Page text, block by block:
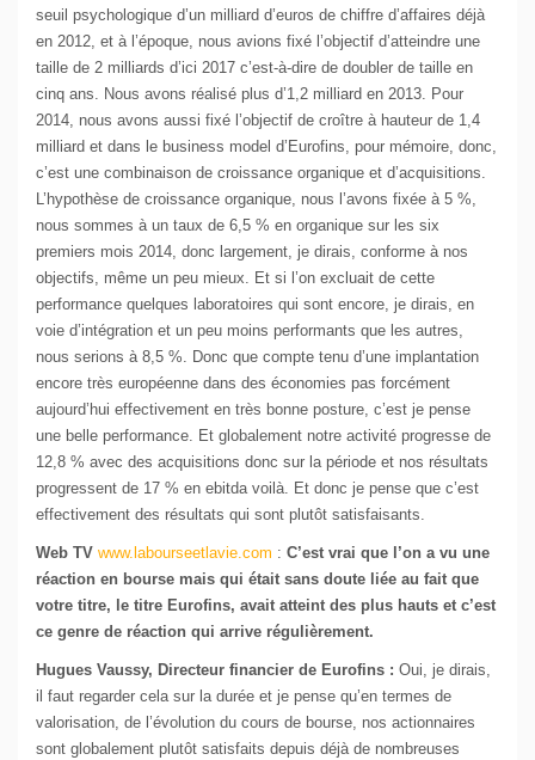
seuil psychologique d’un milliard d’euros de chiffre d’affaires déjà
en 2012, et à l’époque, nous avions fixé l’objectif d’atteindre une
taille de 2 milliards d’ici 2017 c’est-à-dire de doubler de taille en
cinq ans. Nous avons réalisé plus d’1,2 milliard en 2013. Pour
2014, nous avons aussi fixé l’objectif de croître à hauteur de 1,4
milliard et dans le business model d’Eurofins, pour mémoire, donc,
c’est une combinaison de croissance organique et d’acquisitions.
L’hypothèse de croissance organique, nous l’avons fixée à 5 %,
nous sommes à un taux de 6,5 % en organique sur les six
premiers mois 2014, donc largement, je dirais, conforme à nos
objectifs, même un peu mieux. Et si l’on excluait de cette
performance quelques laboratoires qui sont encore, je dirais, en
voie d’intégration et un peu moins performants que les autres,
nous serions à 8,5 %. Donc que compte tenu d’une implantation
encore très européenne dans des économies pas forcément
aujourd’hui effectivement en très bonne posture, c’est je pense
une belle performance. Et globalement notre activité progresse de
12,8 % avec des acquisitions donc sur la période et nos résultats
progressent de 17 % en ebitda voilà. Et donc je pense que c’est
effectivement des résultats qui sont plutôt satisfaisants.
Web TV www.labourseetlavie.com : C’est vrai que l’on a vu une
réaction en bourse mais qui était sans doute liée au fait que
votre titre, le titre Eurofins, avait atteint des plus hauts et c’est
ce genre de réaction qui arrive régulièrement.
Hugues Vaussy, Directeur financier de Eurofins : Oui, je dirais,
il faut regarder cela sur la durée et je pense qu’en termes de
valorisation, de l’évolution du cours de bourse, nos actionnaires
sont globalement plutôt satisfaits depuis déjà de nombreuses